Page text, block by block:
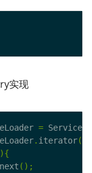
实现
=
. iterator();
next ();